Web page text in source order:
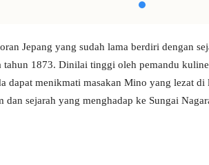
Jepang yang sudah lama berdiri dengan
tahun 1873. Dinilai tinggi oleh pemandu
dapat menikmati masakan Mino yang lezat
dan sejarah yang menghadap ke Sungai